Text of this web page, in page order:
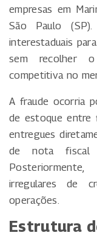
empresas em
São Paulo (SP).
interestaduais
sem recolher o
competitiva no
A fraude ocorria
de estoque entre
entregues
de nota fiscal
irregulares de
operações.
Estrutura